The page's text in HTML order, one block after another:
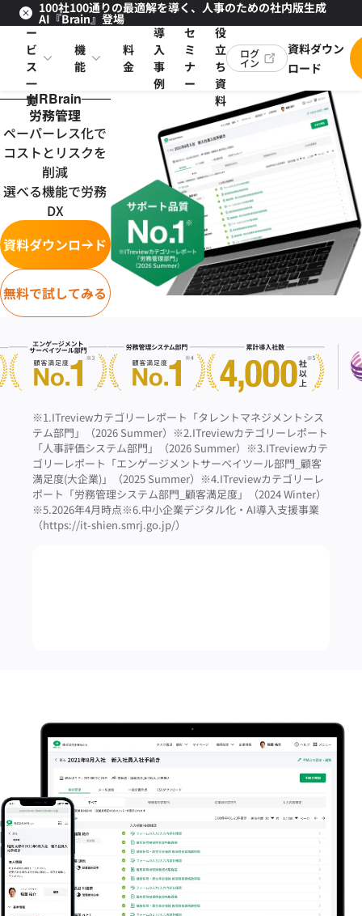
100社100通りの最適解を導く、人事のための社内版生成
AI『Brain』登場
サ
ー
ビ
ス
一
覧
機
能
料
金
導
入
事
例
セ
ミ
ナ
ー
お
役
立
ち
資
料
ログ
イン
資料ダウン
ロード
HRBrain
労務管理
ペーパーレス化で
コストとリスクを
削減
選べる機能で労務
DX
資料ダウンロード
無料で試してみる
※1.ITreviewカテゴリーレポート「タレントマネジメントシス
テム部門」（2026 Summer） ※2.ITreviewカテゴリーレポート
「人事評価システム部門」（2026 Summer） ※3.ITreviewカテ
ゴリーレポート「エンゲージメントサーベイツール部門_顧客
満足度(大企業)」（2025 Summer） ※4.ITreviewカテゴリーレ
ポート「労務管理システム部門_顧客満足度」（2024 Winter）
※5.2026年4月時点※6.中小企業デジタル化・AI導入支援事業
（https://it-shien.smrj.go.jp/）